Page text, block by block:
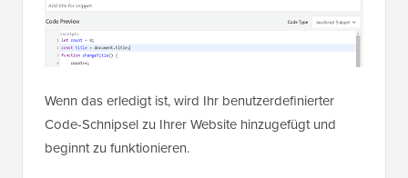
Wenn das erledigt ist, wird Ihr benutzerdefinierter
Code-Schnipsel zu Ihrer Website hinzugefügt und
Typ 2: Favicons als Browser-Tab-
Benachrichtigung ändern